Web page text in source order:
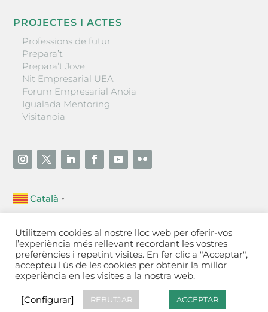
PROJECTES I ACTES
Professions de futur
Prepara’t
Prepara’t Jove
Nit Empresarial UEA
Forum Empresarial Anoia
Igualada Mentoring
Visitanoia
Català ▼
Unió Empresarial de l’Anoia (UEA)
Ctra. de Manresa, 131, 08700 – Igualada (Barcelona)
Tel 93 805 22 92
Contactar
de cookies [Configurar]
Fet a Igualada per Aladetres
Utilitzem cookies al nostre lloc web per oferir-vos
l’experiència més rellevant recordant les vostres
preferències i repetint visites. En fer clic a "Acceptar",
accepteu l'ús de les cookies per obtenir la millor
experiència en les visites a la nostra web.
[Configurar] REBUTJAR ACCEPTAR